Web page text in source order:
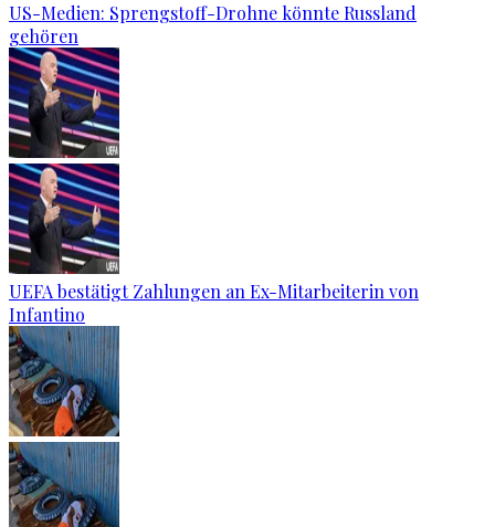
US-Medien: Sprengstoff-Drohne könnte Russland
gehören
UEFA bestätigt Zahlungen an Ex-Mitarbeiterin von
Infantino